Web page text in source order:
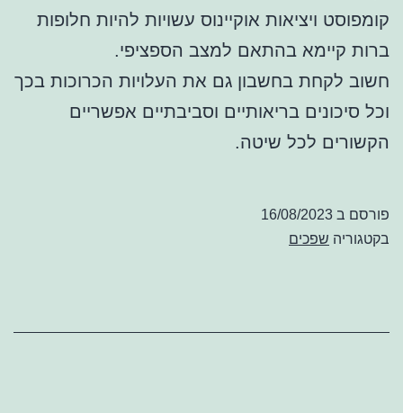
קומפוסט ויציאות אוקיינוס עשויות להיות חלופות
ברות קיימא בהתאם למצב הספציפי.
חשוב לקחת בחשבון גם את העלויות הכרוכות בכך
וכל סיכונים בריאותיים וסביבתיים אפשריים
הקשורים לכל שיטה.
פורסם ב 16/08/2023
בקטגוריה שפכים